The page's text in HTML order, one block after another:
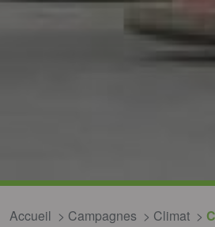
Accueil Campagnes Climat